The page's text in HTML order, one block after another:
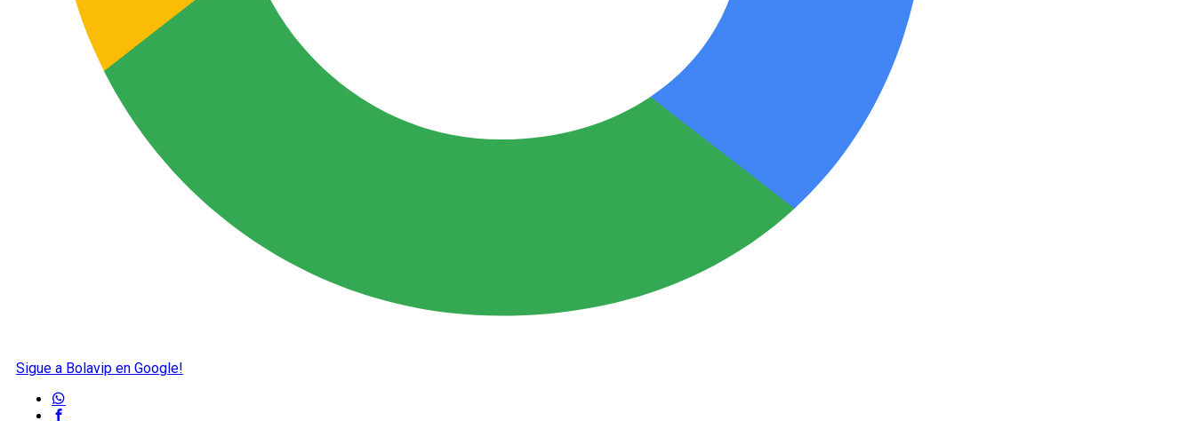
Sigue a Bolavip en Google!